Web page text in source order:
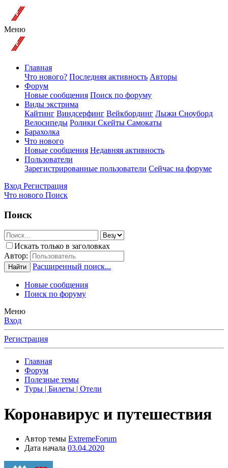
Меню
Главная
Что нового? Последняя активность Авторы
Форум
Новые сообщения Поиск по форуму
Виды экстрима
Кайтинг Виндсерфинг Вейкбординг Лыжи Сноуборд
Велосипеды Ролики Скейты Самокаты
Барахолка
Что нового
Новые сообщения Недавняя активность
Пользователи
Зарегистрированные пользователи Сейчас на форуме
Вход Регистрация
Что нового Поиск
Поиск
Искать только в заголовках
Автор:
Найти Расширенный поиск...
Новые сообщения
Поиск по форуму
Меню
Вход
Регистрация
Главная
Форум
Полезные темы
Туры | Билеты | Отели
Коронавирус и путешествия
Автор темы ExtremeForum
Дата начала 03.04.2020